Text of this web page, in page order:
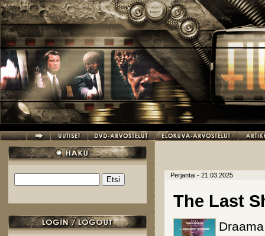
Hyppää pääsisältöön
Hakulomake
Perjantai - 21.03.2025
The Last